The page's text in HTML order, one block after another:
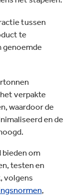
tussen
te
genoemde
verpakte
waardoor de
en de
bieden om
testen en
volgens
,